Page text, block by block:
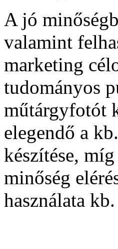
A jó
valamint
marketing
tudományos
műtárgyfotót
elegendő a
készítése,
minőség
használata